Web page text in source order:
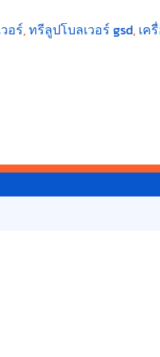
อร์,ทรีลูปโบลเวอร์ gsd, เค